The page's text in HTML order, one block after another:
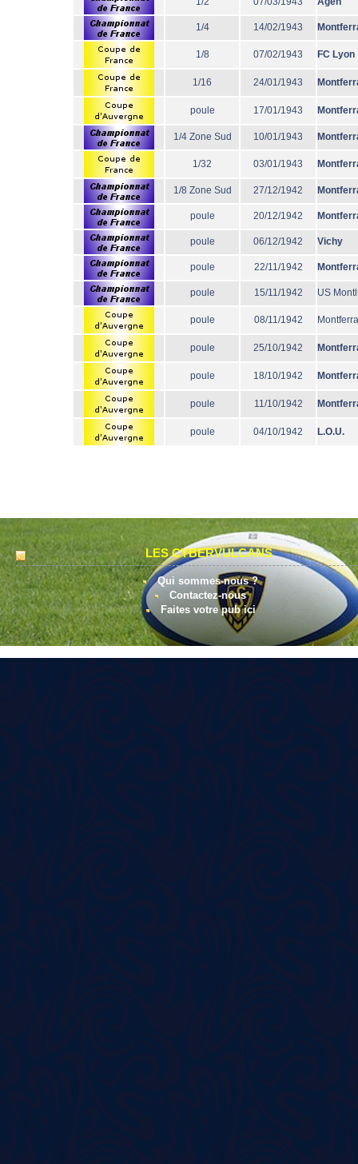
1/4 14/02/1943
1/8 07/02/1943 FC Lyon
1/16 24/01/1943
poule 17/01/1943
1/4 Zone Sud 10/01/1943
1/32 03/01/1943
1/8 Zone Sud 27/12/1942
poule 20/12/1942
poule 06/12/1942 Vichy
poule 22/11/1942
poule 15/11/1942 US
poule 08/11/1942
poule 25/10/1942
poule 18/10/1942
poule 11/10/1942
poule 04/10/1942 L.O.U.
LES CYBERVULCANS
Qui sommes-nous ?
Contactez-nous
Faites votre pub ici